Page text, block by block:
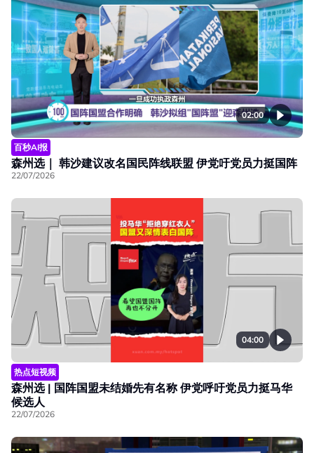
02:00
百秒AI报
森州选｜ 韩沙建议改名国民阵线联盟 伊党吁党员力挺国阵
22/07/2026
04:00
热点短视频
森州选 | 国阵国盟未结婚先有名称 伊党呼吁党员力挺马华
候选人
22/07/2026